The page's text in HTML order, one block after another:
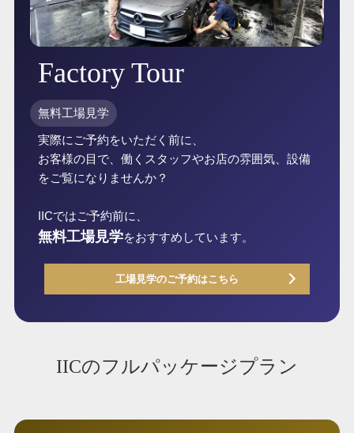
Factory Tour
無料工場見学
実際にご予約をいただく前に、
お客様の目で、働くスタッフやお店の雰囲気、設備
をご覧になりませんか？
IICではご予約前に、
無料工場見学をおすすめしています。
工場見学のご予約はこちら
IICのフルパッケージプラン